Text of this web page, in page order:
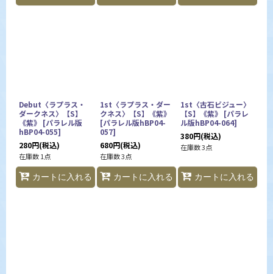
Debut〈ラプラス・
ダークネス〉【S】
《紫》 [パラレル版
hBP04-055]
280円(税込)
在庫数 1点
カートに入れる
1st〈ラプラス・ダー
クネス〉【S】《紫》
[パラレル版hBP04-
057]
680円(税込)
在庫数 3点
カートに入れる
1st〈古石ビジュー〉
【S】《紫》 [パラレ
ル版hBP04-064]
380円(税込)
在庫数 3点
カートに入れる